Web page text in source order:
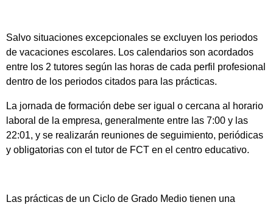
Salvo situaciones excepcionales se excluyen los periodos
de vacaciones escolares. Los calendarios son acordados
entre los 2 tutores según las horas de cada perfil profesional
dentro de los periodos citados para las prácticas.
La jornada de formación debe ser igual o cercana al horario
laboral de la empresa, generalmente entre las 7:00 y las
22:01, y se realizarán reuniones de seguimiento, periódicas
y obligatorias con el tutor de FCT en el centro educativo.
Las prácticas de un Ciclo de Grado Medio tienen una